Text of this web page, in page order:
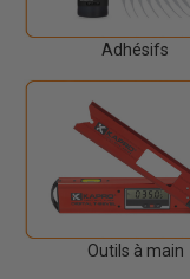
Adhésifs
Outils à main